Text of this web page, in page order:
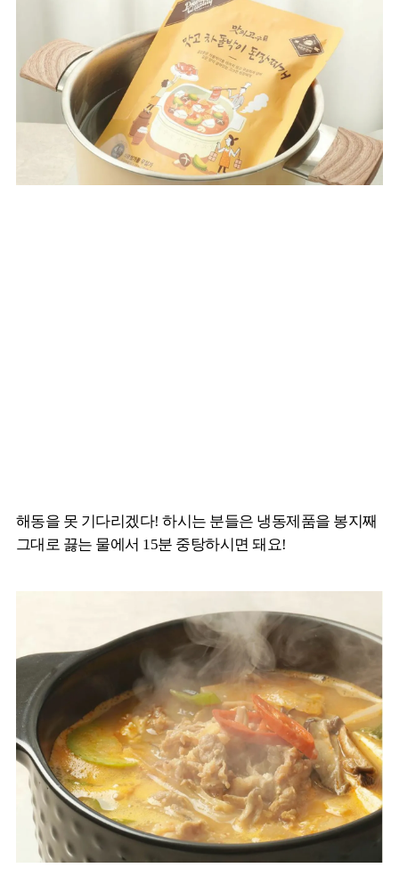
해동을 못 기다리겠다! 하시는 분들은 냉동제품을 봉지째
그대로 끓는 물에서 15분 중탕하시면 돼요!